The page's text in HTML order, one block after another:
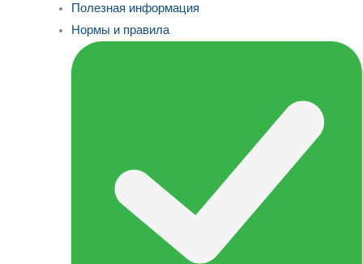
Полезная информация
Нормы и правила